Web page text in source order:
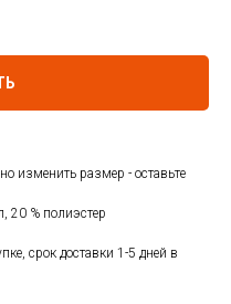
изменить размер - оставьте
20 % полиэстер
срок доставки 1-5 дней в